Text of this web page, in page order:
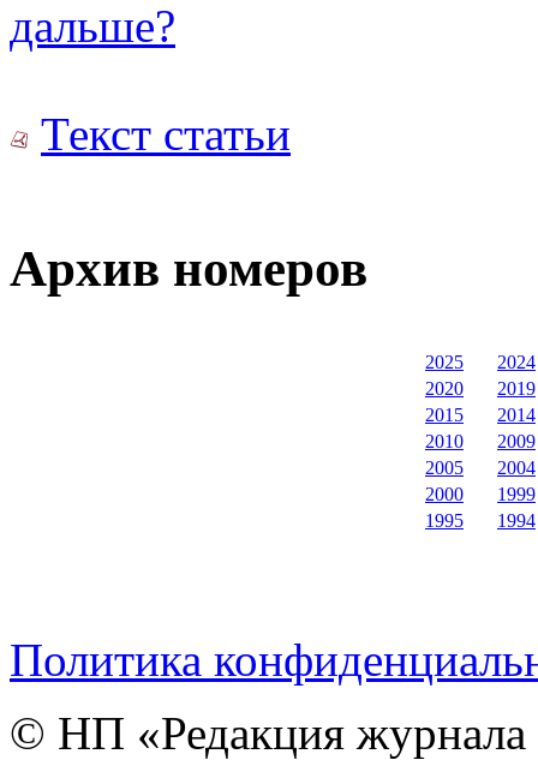
дальше?
Текст статьи
Архив номеров
2025
2024
2020
2019
2015
2014
2010
2009
2005
2004
2000
1999
1995
1994
Политика
© НП «Редакция